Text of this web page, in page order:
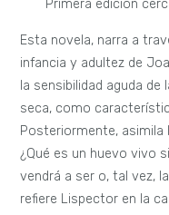
transgredir.
Ya siendo adulta,
relaciones duraderas
nos devela Octavio,
Octavio, Lidia. Hay que
amoroso que involucra
novela, siendo